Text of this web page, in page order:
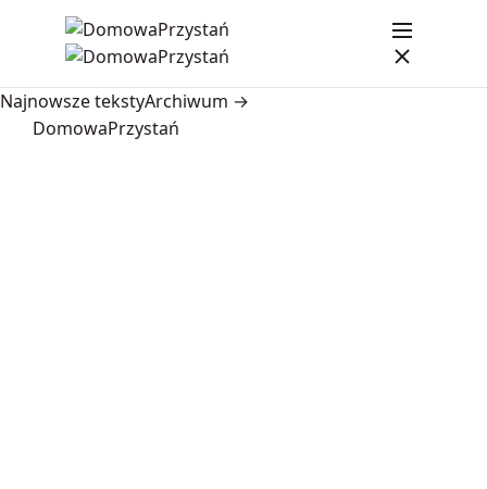
Najnowsze tekstyArchiwum →
DomowaPrzystań